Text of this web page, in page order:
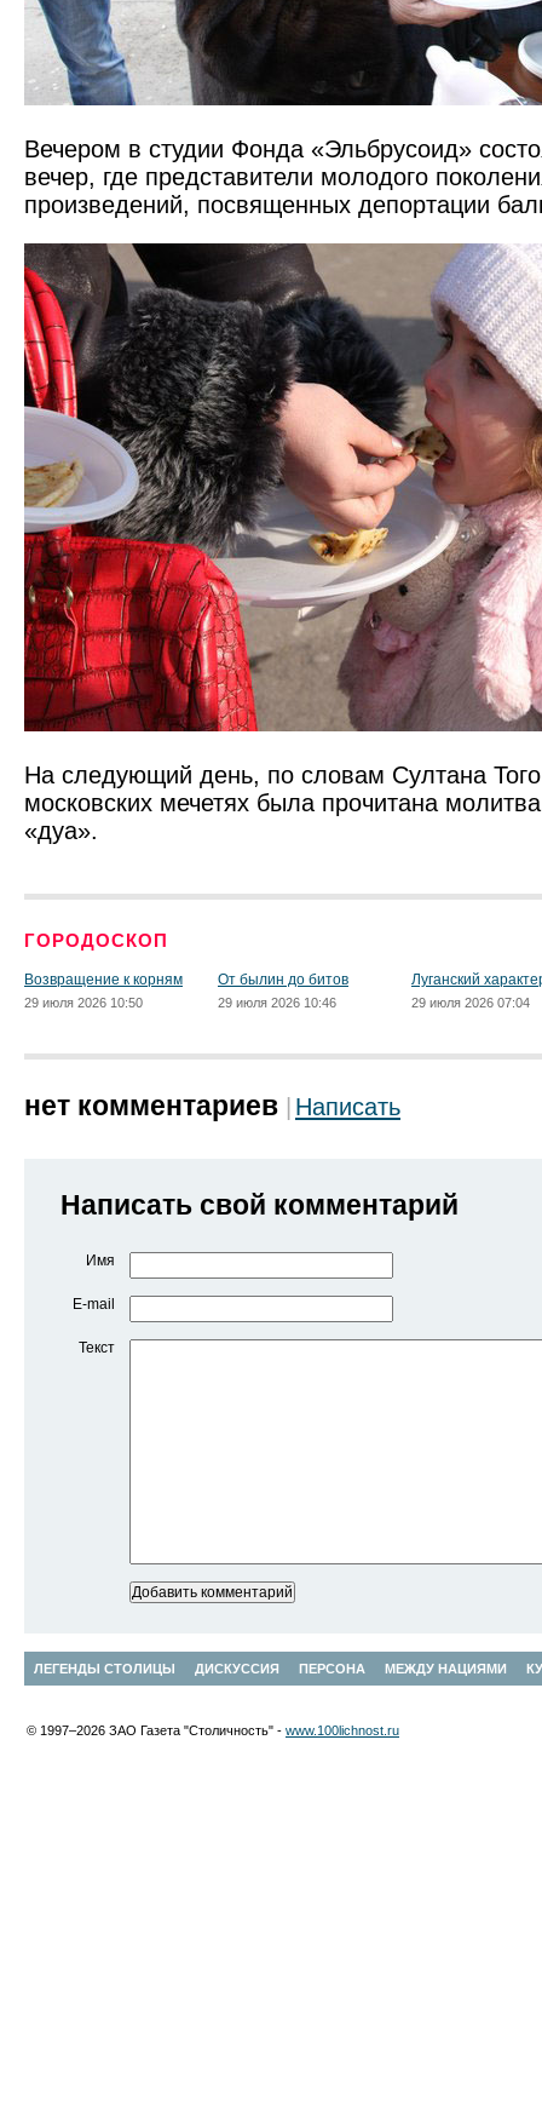
Вечером в студии Фонда «Эльбрусоид»
вечер, где представители молодого
произведений, посвященных депортации
На следующий день, по словам Султана
московских мечетях была прочитана
«дуа».
ГОРОДОСКОП
Возвращение к корням
29 июля 2026 10:50
От былин до битов
29 июля 2026 10:46
Луганский
29 июля 2026 07:04
нет комментариев Написать
Написать свой комментарий
Имя
E-mail
Текст
ЛЕГЕНДЫ СТОЛИЦЫ ДИСКУССИЯ ПЕРСОНА МЕЖДУ НАЦИЯМИ
© 1997–2026 ЗАО Газета "Столичность" - www.100lichnost.ru